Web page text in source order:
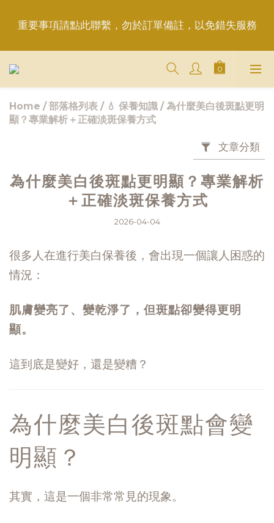
重要事項請點此聯繫，勿於訂單備註，以免錯失服務
平日6:50前完成訂購，現貨品當日發貨｜訂單「已確
認＝發貨中」
上班時間內專人回覆(WhatsAPP已停用，請LINE,
FB聯繫愛美香)
重要事項請點此聯繫，勿於訂單備註，以免錯失服務
Home /部落格列表 / 💧 保養知識 /為什麼美白後斑點更明
顯？專業解析＋正確淡斑保養方式
文章分類
為什麼美白後斑點更明顯？專業解析
＋正確淡斑保養方式
2026-04-04
很多人在進行美白保養後，會出現一個讓人困惑的
情況：
肌膚變亮了、變乾淨了，但斑點卻變得更明
顯。
這到底是變好，還是變糟？
為什麼美白後斑點會變
明顯？
其實，這是一個非常常見的現象。